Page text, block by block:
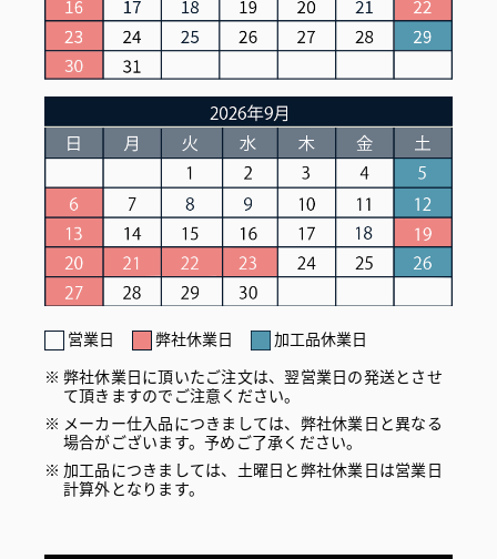
営業日 弊社休業日
加工品休業日
弊社休業日に頂いたご注文は、翌営業日の発送とさせ
て頂きますのでご注意ください。
メーカー仕入品につきましては、弊社休業日と異なる
場合がございます。予めご了承ください。
加工品につきましては、土曜日と弊社休業日は営業日
計算外となります。